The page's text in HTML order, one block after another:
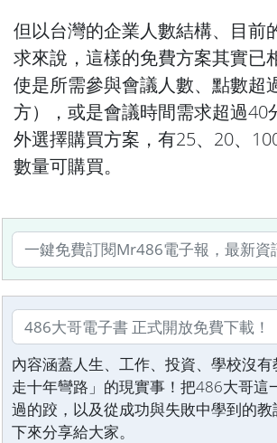
但以台灣的企業人數結構、目前
求來說，這樣的免費方案其實已
使是所需參與會議人數、點數超
方），或是會議時間需求超過40
外選擇購買方案，有25、20、
數量可購買。
內容涵蓋人生、工作、投資、學校沒
走十年彎路」的現實事！把486大哥這
過的跤，以及從成功與失敗中學到的
下來分享給大家。